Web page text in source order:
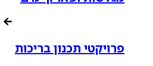
פרויקטי תכנון בריכות